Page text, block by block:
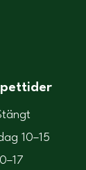
10–15